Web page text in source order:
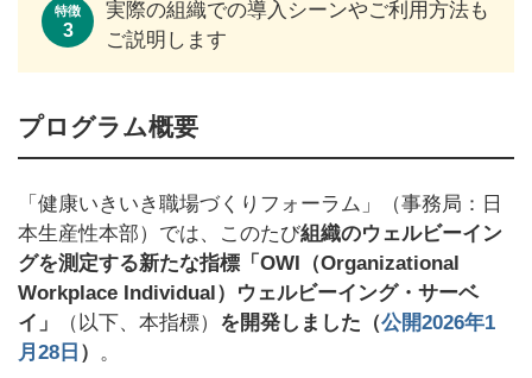
特徴
3
実際の組織での導入シーンやご利用方法も
ご説明します
プログラム概要
「健康いきいき職場づくりフォーラム」（事務局：日
本生産性本部）では、このたび組織のウェルビーイン
グを測定する新たな指標 「OWI（Organizational
Workplace Individual）ウェルビーイング・サーベ
イ」
（以下、本指標） を開発しました（公開2026年1
月28日 ） 。